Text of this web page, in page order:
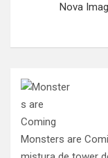
Nova
Monsters are